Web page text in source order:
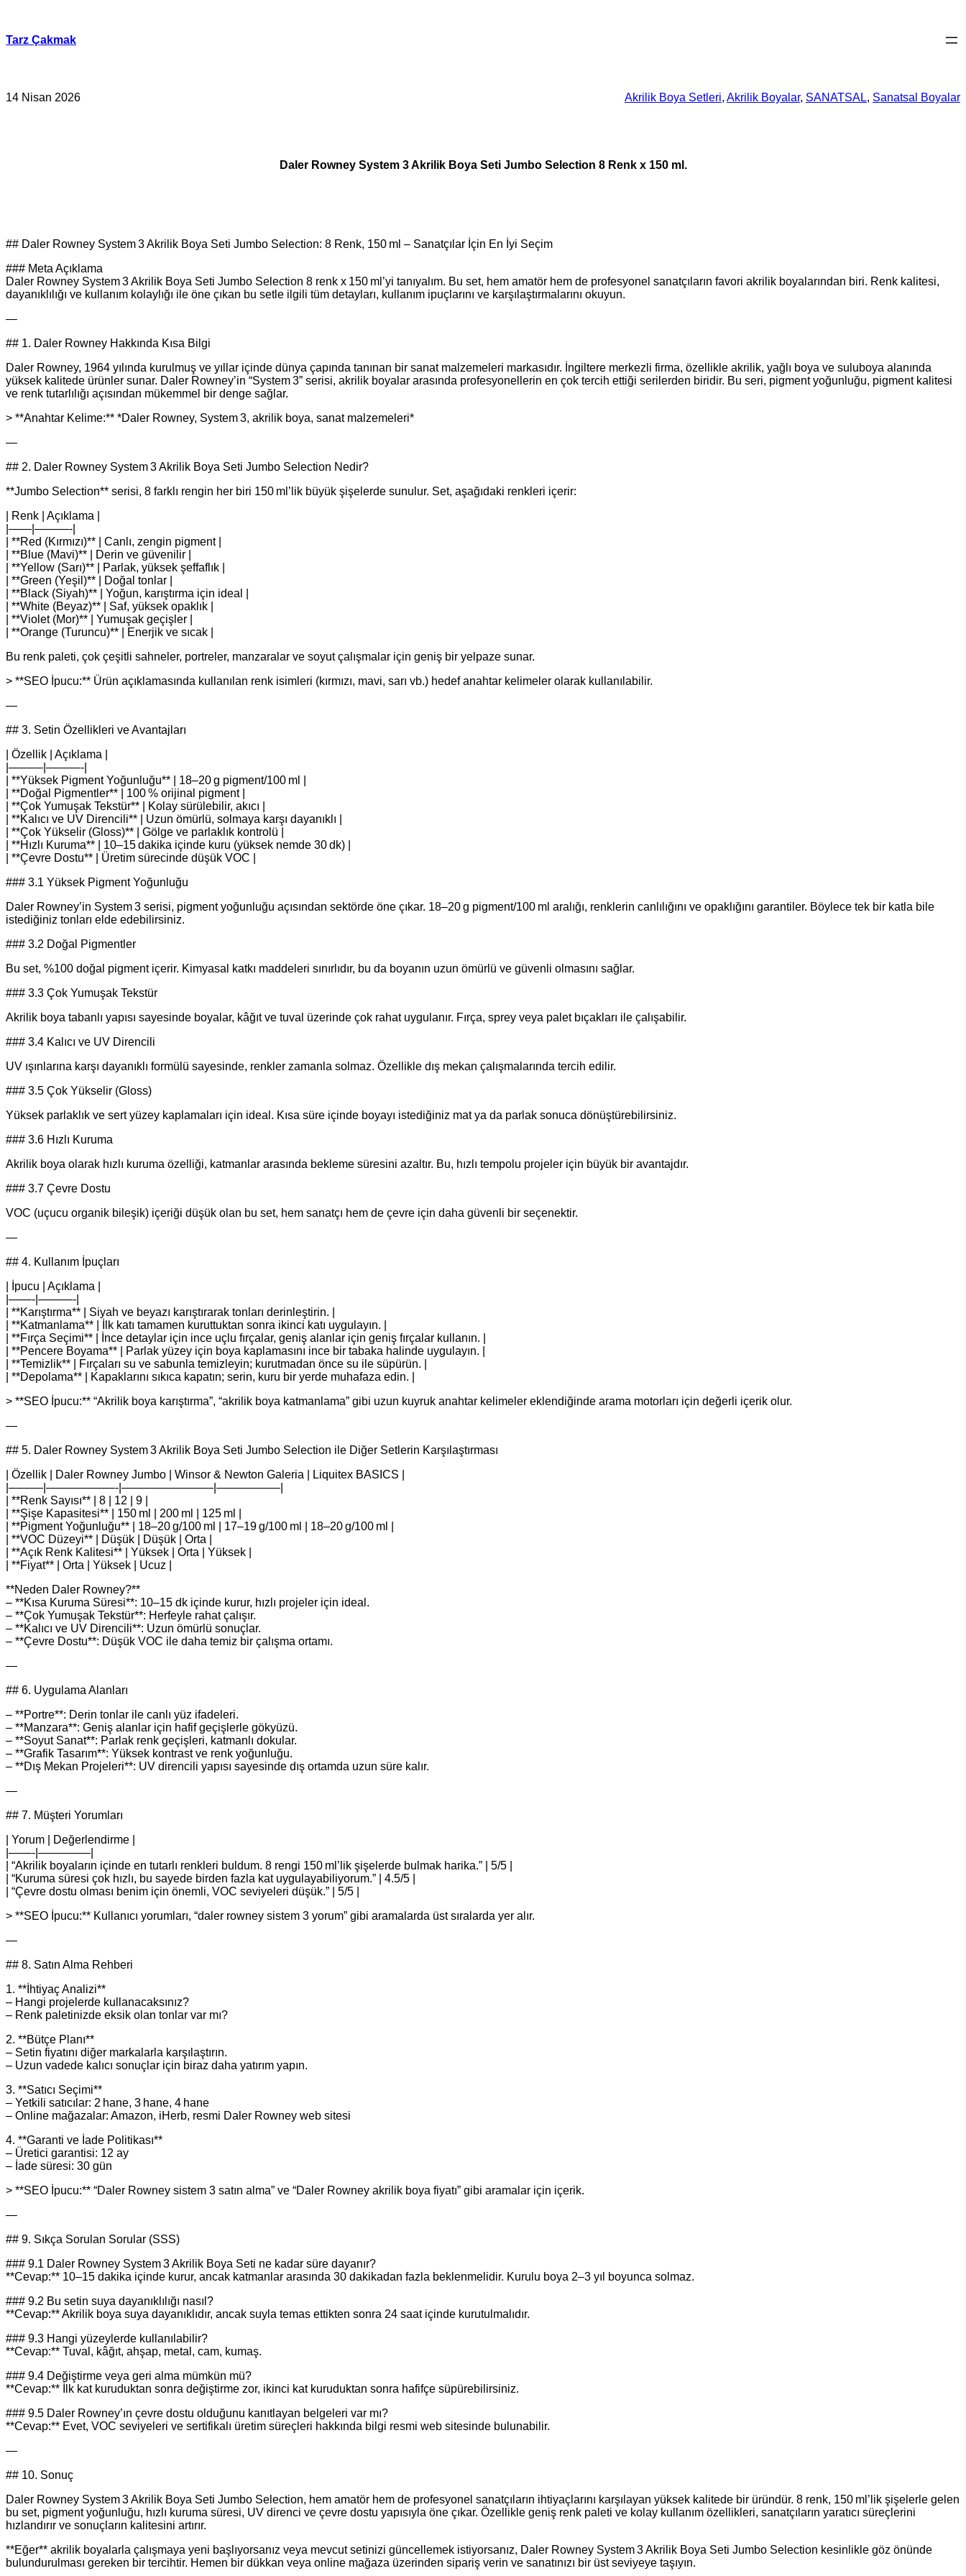
Tarz Çakmak
14 Nisan 2026 Akrilik Boya Setleri, Akrilik Boyalar, SANATSAL, Sanatsal Boyalar
Daler Rowney System 3 Akrilik Boya Seti Jumbo Selection 8 Renk x 150 ml.
## Daler Rowney System 3 Akrilik Boya Seti Jumbo Selection: 8 Renk, 150 ml – Sanatçılar İçin En İyi Seçim
### Meta Açıklama
Daler Rowney System 3 Akrilik Boya Seti Jumbo Selection 8 renk x 150 ml’yi tanıyalım. Bu set, hem amatör hem de profesyonel sanatçıların favori akrilik boyalarından biri. Renk kalitesi,
dayanıklılığı ve kullanım kolaylığı ile öne çıkan bu setle ilgili tüm detayları, kullanım ipuçlarını ve karşılaştırmalarını okuyun.
—
## 1. Daler Rowney Hakkında Kısa Bilgi
Daler Rowney, 1964 yılında kurulmuş ve yıllar içinde dünya çapında tanınan bir sanat malzemeleri markasıdır. İngiltere merkezli firma, özellikle akrilik, yağlı boya ve suluboya alanında
yüksek kalitede ürünler sunar. Daler Rowney’in “System 3” serisi, akrilik boyalar arasında profesyonellerin en çok tercih ettiği serilerden biridir. Bu seri, pigment yoğunluğu, pigment kalitesi
ve renk tutarlılığı açısından mükemmel bir denge sağlar.
> **Anahtar Kelime:** *Daler Rowney, System 3, akrilik boya, sanat malzemeleri*
—
## 2. Daler Rowney System 3 Akrilik Boya Seti Jumbo Selection Nedir?
**Jumbo Selection** serisi, 8 farklı rengin her biri 150 ml’lik büyük şişelerde sunulur. Set, aşağıdaki renkleri içerir:
| Renk | Açıklama |
|——|———-|
| **Red (Kırmızı)** | Canlı, zengin pigment |
| **Blue (Mavi)** | Derin ve güvenilir |
| **Yellow (Sarı)** | Parlak, yüksek şeffaflık |
| **Green (Yeşil)** | Doğal tonlar |
| **Black (Siyah)** | Yoğun, karıştırma için ideal |
| **White (Beyaz)** | Saf, yüksek opaklık |
| **Violet (Mor)** | Yumuşak geçişler |
| **Orange (Turuncu)** | Enerjik ve sıcak |
Bu renk paleti, çok çeşitli sahneler, portreler, manzaralar ve soyut çalışmalar için geniş bir yelpaze sunar.
> **SEO İpucu:** Ürün açıklamasında kullanılan renk isimleri (kırmızı, mavi, sarı vb.) hedef anahtar kelimeler olarak kullanılabilir.
—
## 3. Setin Özellikleri ve Avantajları
| Özellik | Açıklama |
|———|———-|
| **Yüksek Pigment Yoğunluğu** | 18–20 g pigment/100 ml |
| **Doğal Pigmentler** | 100 % orijinal pigment |
| **Çok Yumuşak Tekstür** | Kolay sürülebilir, akıcı |
| **Kalıcı ve UV Direncili** | Uzun ömürlü, solmaya karşı dayanıklı |
| **Çok Yükselir (Gloss)** | Gölge ve parlaklık kontrolü |
| **Hızlı Kuruma** | 10–15 dakika içinde kuru (yüksek nemde 30 dk) |
| **Çevre Dostu** | Üretim sürecinde düşük VOC |
### 3.1 Yüksek Pigment Yoğunluğu
Daler Rowney’in System 3 serisi, pigment yoğunluğu açısından sektörde öne çıkar. 18–20 g pigment/100 ml aralığı, renklerin canlılığını ve opaklığını garantiler. Böylece tek bir katla bile
istediğiniz tonları elde edebilirsiniz.
### 3.2 Doğal Pigmentler
Bu set, %100 doğal pigment içerir. Kimyasal katkı maddeleri sınırlıdır, bu da boyanın uzun ömürlü ve güvenli olmasını sağlar.
### 3.3 Çok Yumuşak Tekstür
Akrilik boya tabanlı yapısı sayesinde boyalar, kâğıt ve tuval üzerinde çok rahat uygulanır. Fırça, sprey veya palet bıçakları ile çalışabilir.
### 3.4 Kalıcı ve UV Direncili
UV ışınlarına karşı dayanıklı formülü sayesinde, renkler zamanla solmaz. Özellikle dış mekan çalışmalarında tercih edilir.
### 3.5 Çok Yükselir (Gloss)
Yüksek parlaklık ve sert yüzey kaplamaları için ideal. Kısa süre içinde boyayı istediğiniz mat ya da parlak sonuca dönüştürebilirsiniz.
### 3.6 Hızlı Kuruma
Akrilik boya olarak hızlı kuruma özelliği, katmanlar arasında bekleme süresini azaltır. Bu, hızlı tempolu projeler için büyük bir avantajdır.
### 3.7 Çevre Dostu
VOC (uçucu organik bileşik) içeriği düşük olan bu set, hem sanatçı hem de çevre için daha güvenli bir seçenektir.
—
## 4. Kullanım İpuçları
| İpucu | Açıklama |
|——-|———-|
| **Karıştırma** | Siyah ve beyazı karıştırarak tonları derinleştirin. |
| **Katmanlama** | İlk katı tamamen kuruttuktan sonra ikinci katı uygulayın. |
| **Fırça Seçimi** | İnce detaylar için ince uçlu fırçalar, geniş alanlar için geniş fırçalar kullanın. |
| **Pencere Boyama** | Parlak yüzey için boya kaplamasını ince bir tabaka halinde uygulayın. |
| **Temizlik** | Fırçaları su ve sabunla temizleyin; kurutmadan önce su ile süpürün. |
| **Depolama** | Kapaklarını sıkıca kapatın; serin, kuru bir yerde muhafaza edin. |
> **SEO İpucu:** “Akrilik boya karıştırma”, “akrilik boya katmanlama” gibi uzun kuyruk anahtar kelimeler eklendiğinde arama motorları için değerli içerik olur.
—
## 5. Daler Rowney System 3 Akrilik Boya Seti Jumbo Selection ile Diğer Setlerin Karşılaştırması
| Özellik | Daler Rowney Jumbo | Winsor & Newton Galeria | Liquitex BASICS |
|———|——————-|————————|—————–|
| **Renk Sayısı** | 8 | 12 | 9 |
| **Şişe Kapasitesi** | 150 ml | 200 ml | 125 ml |
| **Pigment Yoğunluğu** | 18–20 g/100 ml | 17–19 g/100 ml | 18–20 g/100 ml |
| **VOC Düzeyi** | Düşük | Düşük | Orta |
| **Açık Renk Kalitesi** | Yüksek | Orta | Yüksek |
| **Fiyat** | Orta | Yüksek | Ucuz |
**Neden Daler Rowney?**
– **Kısa Kuruma Süresi**: 10–15 dk içinde kurur, hızlı projeler için ideal.
– **Çok Yumuşak Tekstür**: Herfeyle rahat çalışır.
– **Kalıcı ve UV Direncili**: Uzun ömürlü sonuçlar.
– **Çevre Dostu**: Düşük VOC ile daha temiz bir çalışma ortamı.
—
## 6. Uygulama Alanları
– **Portre**: Derin tonlar ile canlı yüz ifadeleri.
– **Manzara**: Geniş alanlar için hafif geçişlerle gökyüzü.
– **Soyut Sanat**: Parlak renk geçişleri, katmanlı dokular.
– **Grafik Tasarım**: Yüksek kontrast ve renk yoğunluğu.
– **Dış Mekan Projeleri**: UV direncili yapısı sayesinde dış ortamda uzun süre kalır.
—
## 7. Müşteri Yorumları
| Yorum | Değerlendirme |
|——-|————–|
| “Akrilik boyaların içinde en tutarlı renkleri buldum. 8 rengi 150 ml’lik şişelerde bulmak harika.” | 5/5 |
| “Kuruma süresi çok hızlı, bu sayede birden fazla kat uygulayabiliyorum.” | 4.5/5 |
| “Çevre dostu olması benim için önemli, VOC seviyeleri düşük.” | 5/5 |
> **SEO İpucu:** Kullanıcı yorumları, “daler rowney sistem 3 yorum” gibi aramalarda üst sıralarda yer alır.
—
## 8. Satın Alma Rehberi
1. **İhtiyaç Analizi**
– Hangi projelerde kullanacaksınız?
– Renk paletinizde eksik olan tonlar var mı?
2. **Bütçe Planı**
– Setin fiyatını diğer markalarla karşılaştırın.
– Uzun vadede kalıcı sonuçlar için biraz daha yatırım yapın.
3. **Satıcı Seçimi**
– Yetkili satıcılar: 2 hane, 3 hane, 4 hane
– Online mağazalar: Amazon, iHerb, resmi Daler Rowney web sitesi
4. **Garanti ve İade Politikası**
– Üretici garantisi: 12 ay
– İade süresi: 30 gün
> **SEO İpucu:** “Daler Rowney sistem 3 satın alma” ve “Daler Rowney akrilik boya fiyatı” gibi aramalar için içerik.
—
## 9. Sıkça Sorulan Sorular (SSS)
### 9.1 Daler Rowney System 3 Akrilik Boya Seti ne kadar süre dayanır?
**Cevap:** 10–15 dakika içinde kurur, ancak katmanlar arasında 30 dakikadan fazla beklenmelidir. Kurulu boya 2–3 yıl boyunca solmaz.
### 9.2 Bu setin suya dayanıklılığı nasıl?
**Cevap:** Akrilik boya suya dayanıklıdır, ancak suyla temas ettikten sonra 24 saat içinde kurutulmalıdır.
### 9.3 Hangi yüzeylerde kullanılabilir?
**Cevap:** Tuval, kâğıt, ahşap, metal, cam, kumaş.
### 9.4 Değiştirme veya geri alma mümkün mü?
**Cevap:** İlk kat kuruduktan sonra değiştirme zor, ikinci kat kuruduktan sonra hafifçe süpürebilirsiniz.
### 9.5 Daler Rowney’ın çevre dostu olduğunu kanıtlayan belgeleri var mı?
**Cevap:** Evet, VOC seviyeleri ve sertifikalı üretim süreçleri hakkında bilgi resmi web sitesinde bulunabilir.
—
## 10. Sonuç
Daler Rowney System 3 Akrilik Boya Seti Jumbo Selection, hem amatör hem de profesyonel sanatçıların ihtiyaçlarını karşılayan yüksek kalitede bir üründür. 8 renk, 150 ml’lik şişelerle gelen
bu set, pigment yoğunluğu, hızlı kuruma süresi, UV direnci ve çevre dostu yapısıyla öne çıkar. Özellikle geniş renk paleti ve kolay kullanım özellikleri, sanatçıların yaratıcı süreçlerini
hızlandırır ve sonuçların kalitesini artırır.
**Eğer** akrilik boyalarla çalışmaya yeni başlıyorsanız veya mevcut setinizi güncellemek istiyorsanız, Daler Rowney System 3 Akrilik Boya Seti Jumbo Selection kesinlikle göz önünde
bulundurulması gereken bir tercihtir. Hemen bir dükkan veya online mağaza üzerinden sipariş verin ve sanatınızı bir üst seviyeye taşıyın.